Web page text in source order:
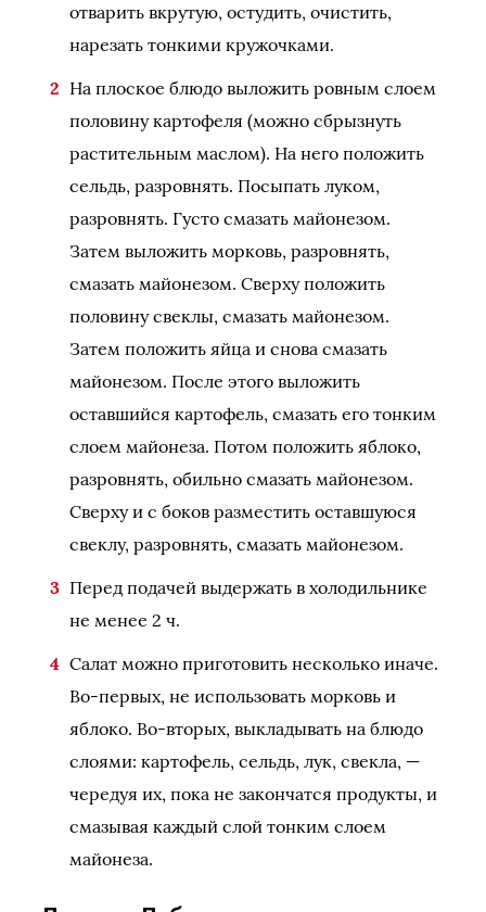
отварить вкрутую, остудить, очистить,
нарезать тонкими кружочками.
На плоское блюдо выложить ровным слоем
половину картофеля (можно сбрызнуть
растительным маслом). На него положить
сельдь, разровнять. Посыпать луком,
разровнять. Густо смазать майонезом.
Затем выложить морковь, разровнять,
смазать майонезом. Сверху положить
половину свеклы, смазать майонезом.
Затем положить яйца и снова смазать
майонезом. После этого выложить
оставшийся картофель, смазать его тонким
слоем майонеза. Потом положить яблоко,
разровнять, обильно смазать майонезом.
Сверху и с боков разместить оставшуюся
свеклу, разровнять, смазать майонезом.
Перед подачей выдержать в холодильнике
не менее 2 ч.
Салат можно приготовить несколько иначе.
Во-первых, не использовать морковь и
яблоко. Во-вторых, выкладывать на блюдо
слоями: картофель, сельдь, лук, свекла, —
чередуя их, пока не закончатся продукты, и
смазывая каждый слой тонким слоем
майонеза.